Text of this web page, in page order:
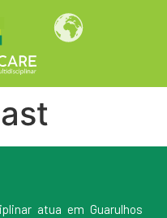
atua em Guarulhos